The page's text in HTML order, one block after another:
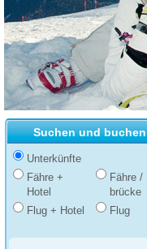
Suchen und buchen
Unterkünfte
Fähre +
Hotel
Fähre /
brücke
Flug + Hotel
Flug